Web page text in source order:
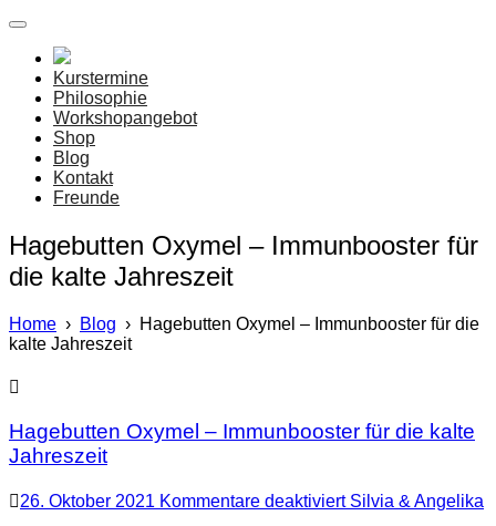
Kraudarei
Angelika & Silvia
Kurstermine
Philosophie
Workshopangebot
Shop
Blog
Kontakt
Freunde
Hagebutten Oxymel – Immunbooster für
die kalte Jahreszeit
Home › Blog › Hagebutten Oxymel – Immunbooster für die
kalte Jahreszeit
Hagebutten Oxymel – Immunbooster für die kalte
Jahreszeit
26. Oktober 2021 Kommentare deaktiviertfür
Silvia & Angelika